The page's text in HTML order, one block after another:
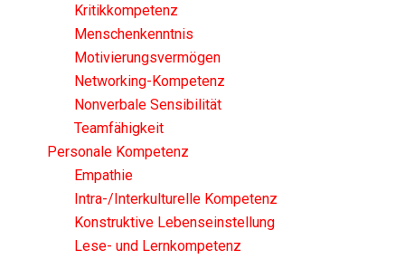
Kritikkompetenz
Menschenkenntnis
Motivierungsvermögen
Networking-Kompetenz
Nonverbale Sensibilität
Teamfähigkeit
Personale Kompetenz
Empathie
Intra-/Interkulturelle Kompetenz
Konstruktive Lebenseinstellung
Lese- und Lernkompetenz